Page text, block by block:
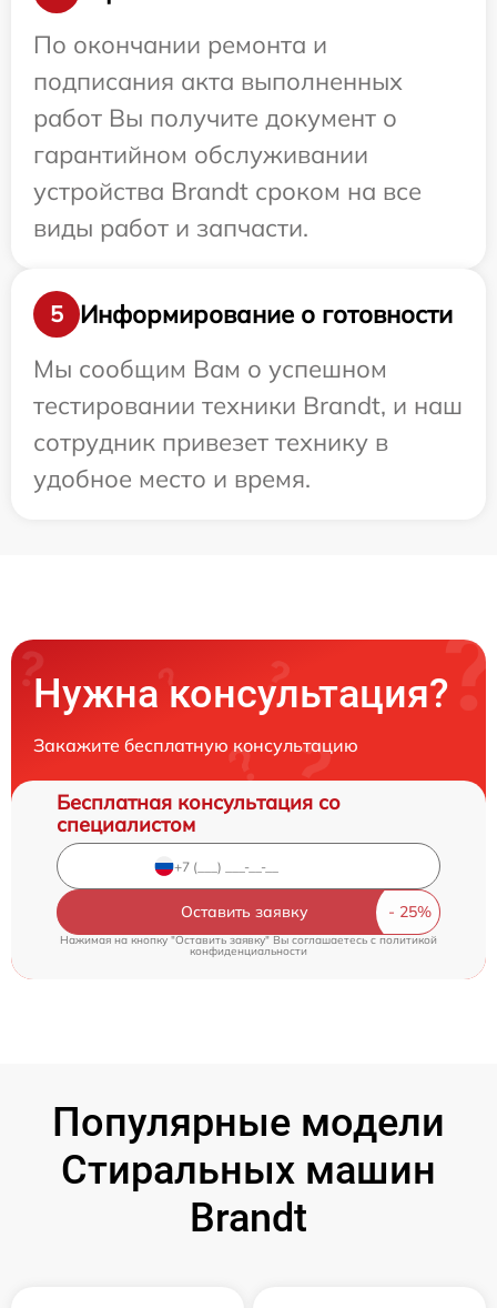
По окончании ремонта и
подписания акта выполненных
работ Вы получите документ о
гарантийном обслуживании
устройства Brandt сроком на все
виды работ и запчасти.
5
Информирование о готовности
Мы сообщим Вам о успешном
тестировании техники Brandt, и наш
сотрудник привезет технику в
удобное место и время.
Нужна консультация?
Закажите бесплатную консультацию
Бесплатная консультация со
специалистом
Оставить заявку
Нажимая на кнопку "Оставить заявку" Вы соглашаетесь c политикой
конфиденциальности
Популярные модели
Стиральных машин
Brandt